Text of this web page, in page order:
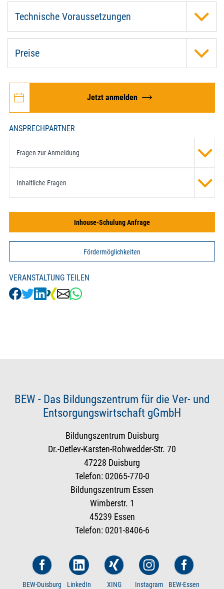
Technische Voraussetzungen
Preise
Jetzt anmelden
ANSPRECHPARTNER
Fragen zur Anmeldung
Inhaltliche Fragen
Inhouse-Schulung Anfrage
Fördermöglichkeiten
VERANSTALTUNG TEILEN
BEW - Das Bildungszentrum für die Ver- und
Entsorgungswirtschaft gGmbH
Bildungszentrum Duisburg
Dr.-Detlev-Karsten-Rohwedder-Str. 70
47228 Duisburg
Telefon: 02065-770-0
Bildungszentrum Essen
Wimberstr. 1
45239 Essen
Telefon: 0201-8406-6
BEW-Duisburg LinkedIn XING Instagram BEW-Essen